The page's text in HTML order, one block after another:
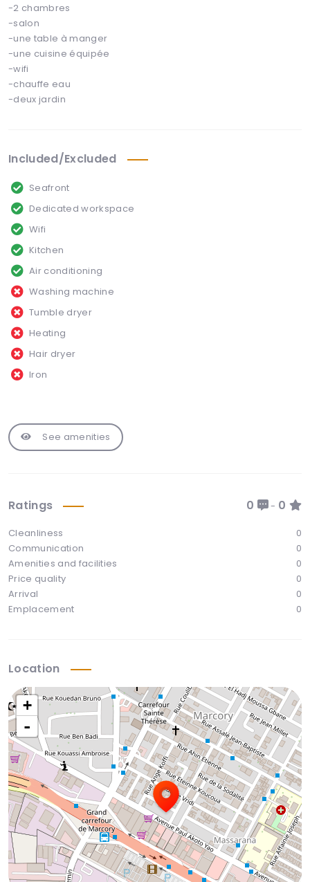
-2 chambres
-salon
-une table à manger
-une cuisine équipée
-wifi
-chauffe eau
-deux jardin
Included/Excluded
Seafront
Dedicated workspace
Wifi
Kitchen
Air conditioning
Washing machine
Tumble dryer
Heating
Hair dryer
Iron
See amenities
Ratings 0 - 0
Cleanliness
0
Communication
0
Amenities and facilities
0
Price quality
0
Arrival
0
Emplacement
0
Location
+
-